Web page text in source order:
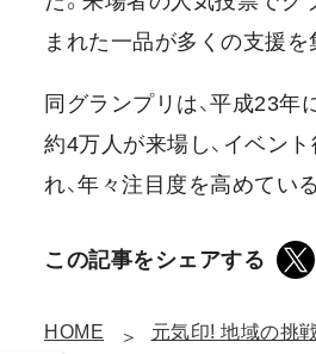
まれた一品が多くの支援を
同グランプリは、平成23
約4万人が来場し、イベン
れ、年々注目度を高めている
この記事をシェアする
HOME 元気印! 地域の挑